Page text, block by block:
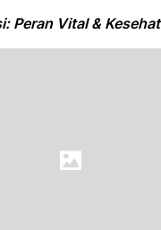
Peran Vital &